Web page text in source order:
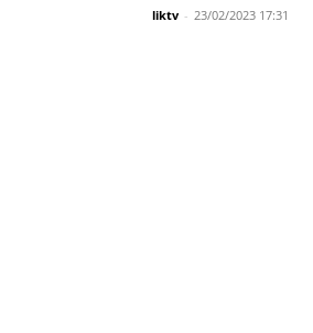
liktv - 23/02/2023 17:31